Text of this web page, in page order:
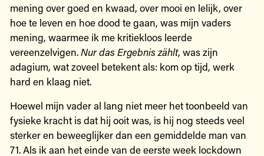
mening over goed en kwaad, over mooi en lelijk, over
hoe te leven en hoe dood te gaan, was mijn vaders
mening, waarmee ik me kritiekloos leerde
vereenzelvigen.Nur das Ergebnis zählt, was zijn
adagium, wat zoveel betekent als: kom op tijd, werk
hard en klaag niet.
Hoewel mijn vader al lang niet meer het toonbeeld van
fysieke kracht is dat hij ooit was, is hij nog steeds veel
sterker en beweeglijker dan een gemiddelde man van
71. Als ik aan het einde van de eerste week lockdown